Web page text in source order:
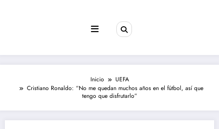
Inicio
UEFA
Cristiano Ronaldo: “No me quedan muchos años en el fútbol, así que
tengo que disfrutarlo”